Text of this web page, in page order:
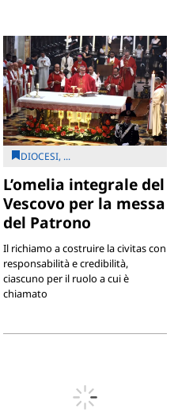
DIOCESI, ...
L’omelia integrale del
Vescovo per la messa
del Patrono
Il richiamo a costruire la civitas con
responsabilità e credibilità,
ciascuno per il ruolo a cui è
chiamato